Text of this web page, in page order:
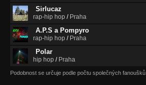
Sirlucaz
rap-hip hop / Praha
A.P.S a Pompyro
rap-hip hop / Praha
Polar
hip hop / Praha
Podobnost se určuje podle počtu společných fanoušků.